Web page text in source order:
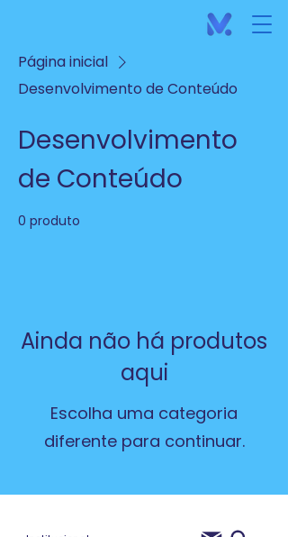
Página inicial
Desenvolvimento de Conteúdo
Desenvolvimento
de Conteúdo
0 produto
Ainda não há produtos
aqui
Escolha uma categoria
diferente para continuar.